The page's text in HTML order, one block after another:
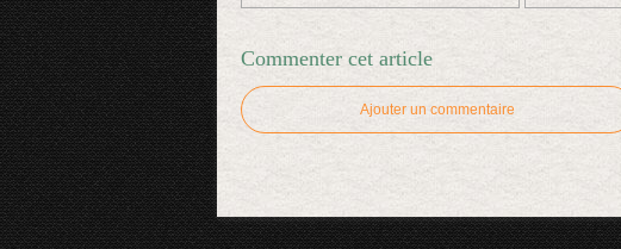
Commenter cet article
Ajouter un commentaire